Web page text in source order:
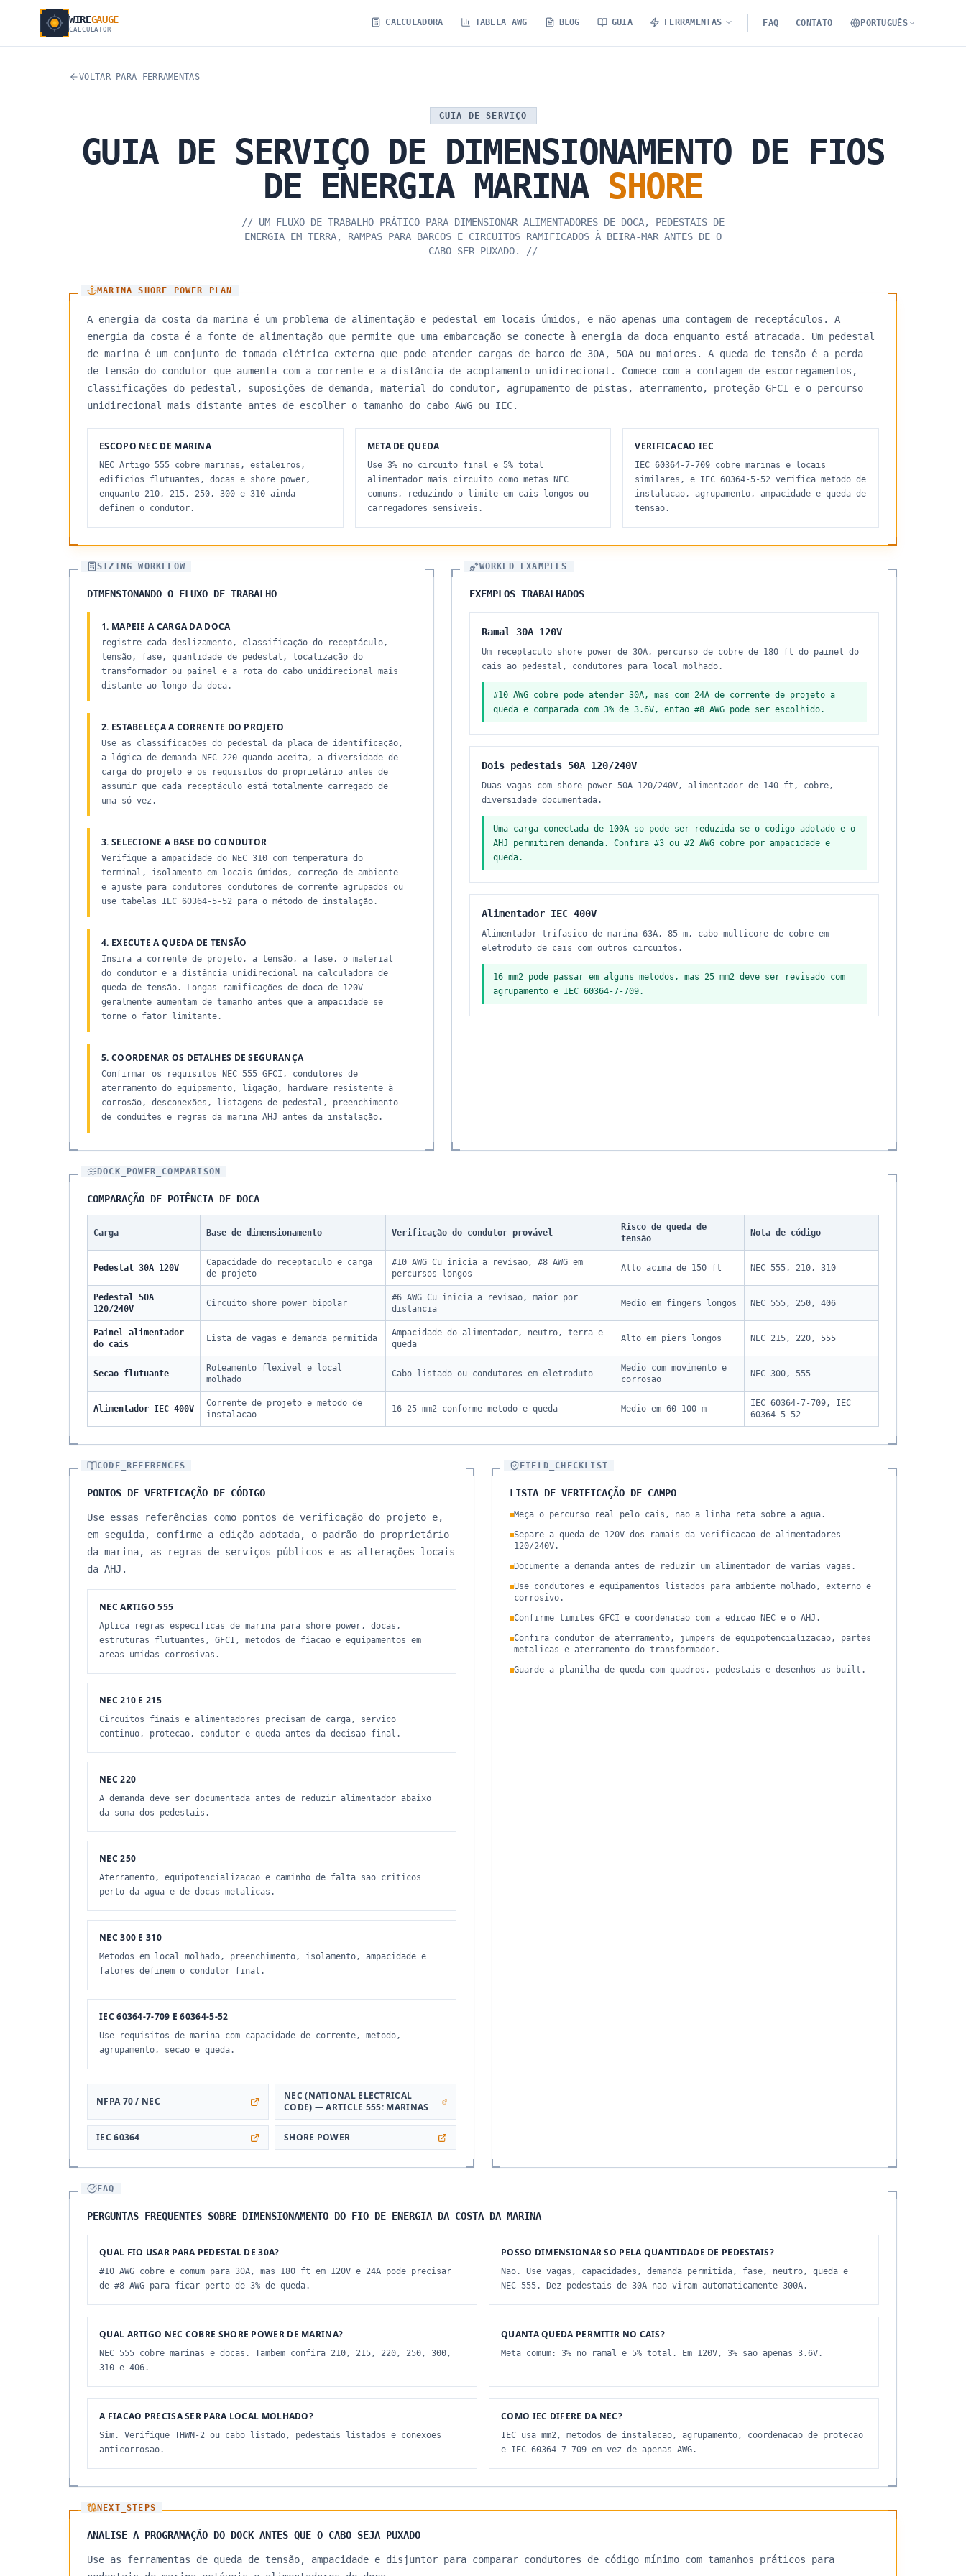
WIREGAUGE
CALCULATOR
CALCULADORA TABELA AWG BLOG GUIA FERRAMENTAS FAQ CONTATO PORTUGUÊS
VOLTAR PARA FERRAMENTAS
GUIA DE SERVIÇO
GUIA DE SERVIÇO DE DIMENSIONAMENTO DE FIOS
DE ENERGIA MARINA SHORE
// UM FLUXO DE TRABALHO PRÁTICO PARA DIMENSIONAR ALIMENTADORES DE DOCA, PEDESTAIS DE
ENERGIA EM TERRA, RAMPAS PARA BARCOS E CIRCUITOS RAMIFICADOS À BEIRA-MAR ANTES DE O
CABO SER PUXADO.
//
MARINA_SHORE_POWER_PLAN
A energia da costa da marina é um problema de alimentação e pedestal em locais úmidos, e não apenas uma contagem de receptáculos. A
energia da costa é a fonte de alimentação que permite que uma embarcação se conecte à energia da doca enquanto está atracada. Um pedestal
de marina é um conjunto de tomada elétrica externa que pode atender cargas de barco de 30A, 50A ou maiores. A queda de tensão é a perda
de tensão do condutor que aumenta com a corrente e a distância de acoplamento unidirecional. Comece com a contagem de escorregamentos,
classificações do pedestal, suposições de demanda, material do condutor, agrupamento de pistas, aterramento, proteção GFCI e o percurso
unidirecional mais distante antes de escolher o tamanho do cabo AWG ou IEC.
ESCOPO NEC DE MARINA
NEC Artigo 555 cobre marinas, estaleiros,
edificios flutuantes, docas e shore power,
enquanto 210, 215, 250, 300 e 310 ainda
definem o condutor.
META DE QUEDA
Use 3% no circuito final e 5% total
alimentador mais circuito como metas NEC
comuns, reduzindo o limite em cais longos ou
carregadores sensiveis.
VERIFICACAO IEC
IEC 60364-7-709 cobre marinas e locais
similares, e IEC 60364-5-52 verifica metodo de
instalacao, agrupamento, ampacidade e queda de
tensao.
SIZING_WORKFLOW
DIMENSIONANDO O FLUXO DE TRABALHO
1. MAPEIE A CARGA DA DOCA
registre cada deslizamento, classificação do receptáculo,
tensão, fase, quantidade de pedestal, localização do
transformador ou painel e a rota do cabo unidirecional mais
distante ao longo da doca.
2. ESTABELEÇA A CORRENTE DO PROJETO
Use as classificações do pedestal da placa de identificação,
a lógica de demanda NEC 220 quando aceita, a diversidade de
carga do projeto e os requisitos do proprietário antes de
assumir que cada receptáculo está totalmente carregado de
uma só vez.
3. SELECIONE A BASE DO CONDUTOR
Verifique a ampacidade do NEC 310 com temperatura do
terminal, isolamento em locais úmidos, correção de ambiente
e ajuste para condutores condutores de corrente agrupados ou
use tabelas IEC 60364-5-52 para o método de instalação.
4. EXECUTE A QUEDA DE TENSÃO
Insira a corrente de projeto, a tensão, a fase, o material
do condutor e a distância unidirecional na calculadora de
queda de tensão. Longas ramificações de doca de 120V
geralmente aumentam de tamanho antes que a ampacidade se
torne o fator limitante.
5. COORDENAR OS DETALHES DE SEGURANÇA
Confirmar os requisitos NEC 555 GFCI, condutores de
aterramento do equipamento, ligação, hardware resistente à
corrosão, desconexões, listagens de pedestal, preenchimento
de conduítes e regras da marina AHJ antes da instalação.
WORKED_EXAMPLES
EXEMPLOS TRABALHADOS
Ramal 30A 120V
Um receptaculo shore power de 30A, percurso de cobre de 180 ft do painel do
cais ao pedestal, condutores para local molhado.
#10 AWG cobre pode atender 30A, mas com 24A de corrente de projeto a
queda e comparada com 3% de 3.6V, entao #8 AWG pode ser escolhido.
Dois pedestais 50A 120/240V
Duas vagas com shore power 50A 120/240V, alimentador de 140 ft, cobre,
diversidade documentada.
Uma carga conectada de 100A so pode ser reduzida se o codigo adotado e o
AHJ permitirem demanda. Confira #3 ou #2 AWG cobre por ampacidade e
queda.
Alimentador IEC 400V
Alimentador trifasico de marina 63A, 85 m, cabo multicore de cobre em
eletroduto de cais com outros circuitos.
16 mm2 pode passar em alguns metodos, mas 25 mm2 deve ser revisado com
agrupamento e IEC 60364-7-709.
DOCK_POWER_COMPARISON
COMPARAÇÃO DE POTÊNCIA DE DOCA
Carga Base de dimensionamento Verificação do condutor provável
Risco de queda de
tensão
Nota de código
Pedestal 30A 120V
Capacidade do receptaculo e carga
de projeto
#10 AWG Cu inicia a revisao, #8 AWG em
percursos longos
Alto acima de 150 ft NEC 555, 210, 310
Pedestal 50A
120/240V
Circuito shore power bipolar
#6 AWG Cu inicia a revisao, maior por
distancia
Medio em fingers longos NEC 555, 250, 406
Painel alimentador
do cais
Lista de vagas e demanda permitida
Ampacidade do alimentador, neutro, terra e
queda
Alto em piers longos NEC 215, 220, 555
Secao flutuante
Roteamento flexivel e local
molhado
Cabo listado ou condutores em eletroduto
Medio com movimento e
corrosao
NEC 300, 555
Alimentador IEC 400V
Corrente de projeto e metodo de
instalacao
16-25 mm2 conforme metodo e queda Medio em 60-100 m
IEC 60364-7-709, IEC
60364-5-52
CODE_REFERENCES
PONTOS DE VERIFICAÇÃO DE CÓDIGO
Use essas referências como pontos de verificação do projeto e,
em seguida, confirme a edição adotada, o padrão do proprietário
da marina, as regras de serviços públicos e as alterações locais
da AHJ.
NEC ARTIGO 555
Aplica regras especificas de marina para shore power, docas,
estruturas flutuantes, GFCI, metodos de fiacao e equipamentos em
areas umidas corrosivas.
NEC 210 E 215
Circuitos finais e alimentadores precisam de carga, servico
continuo, protecao, condutor e queda antes da decisao final.
NEC 220
A demanda deve ser documentada antes de reduzir alimentador abaixo
da soma dos pedestais.
NEC 250
Aterramento, equipotencializacao e caminho de falta sao criticos
perto da agua e de docas metalicas.
NEC 300 E 310
Metodos em local molhado, preenchimento, isolamento, ampacidade e
fatores definem o condutor final.
IEC 60364-7-709 E 60364-5-52
Use requisitos de marina com capacidade de corrente, metodo,
agrupamento, secao e queda.
NFPA 70 / NEC
NEC (NATIONAL ELECTRICAL
CODE) — ARTICLE 555: MARINAS
IEC 60364 SHORE POWER
FIELD_CHECKLIST
LISTA DE VERIFICAÇÃO DE CAMPO
Meça o percurso real pelo cais, nao a linha reta sobre a agua.
Separe a queda de 120V dos ramais da verificacao de alimentadores
120/240V.
Documente a demanda antes de reduzir um alimentador de varias vagas.
Use condutores e equipamentos listados para ambiente molhado, externo e
corrosivo.
Confirme limites GFCI e coordenacao com a edicao NEC e o AHJ.
Confira condutor de aterramento, jumpers de equipotencializacao, partes
metalicas e aterramento do transformador.
Guarde a planilha de queda com quadros, pedestais e desenhos as-built.
FAQ
PERGUNTAS FREQUENTES SOBRE DIMENSIONAMENTO DO FIO DE ENERGIA DA COSTA DA MARINA
QUAL FIO USAR PARA PEDESTAL DE 30A?
#10 AWG cobre e comum para 30A, mas 180 ft em 120V e 24A pode precisar
de #8 AWG para ficar perto de 3% de queda.
POSSO DIMENSIONAR SO PELA QUANTIDADE DE PEDESTAIS?
Nao. Use vagas, capacidades, demanda permitida, fase, neutro, queda e
NEC 555. Dez pedestais de 30A nao viram automaticamente 300A.
QUAL ARTIGO NEC COBRE SHORE POWER DE MARINA?
NEC 555 cobre marinas e docas. Tambem confira 210, 215, 220, 250, 300,
310 e 406.
QUANTA QUEDA PERMITIR NO CAIS?
Meta comum: 3% no ramal e 5% total. Em 120V, 3% sao apenas 3.6V.
A FIACAO PRECISA SER PARA LOCAL MOLHADO?
Sim. Verifique THWN-2 ou cabo listado, pedestais listados e conexoes
anticorrosao.
COMO IEC DIFERE DA NEC?
IEC usa mm2, metodos de instalacao, agrupamento, coordenacao de protecao
e IEC 60364-7-709 em vez de apenas AWG.
NEXT_STEPS
ANALISE A PROGRAMAÇÃO DO DOCK ANTES QUE O CABO SEJA PUXADO
Use as ferramentas de queda de tensão, ampacidade e disjuntor para comparar condutores de código mínimo com tamanhos práticos para